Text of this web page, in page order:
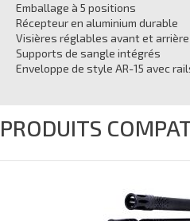
Emballage à 5 positions
Récepteur en aluminium durable
Visières réglables avant et arrière
Supports de sangle intégrés
Enveloppe de style AR-15 avec
PRODUITS